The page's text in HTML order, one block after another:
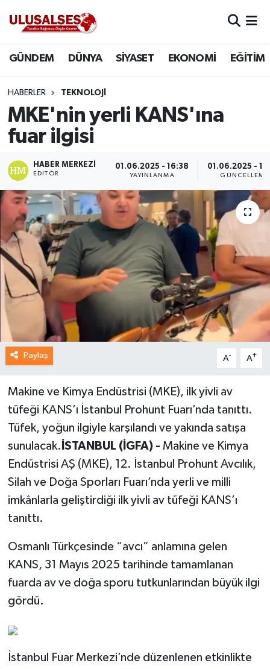
GÜNDEM DÜNYA SİYASET EKONOMİ EĞİTİM
HABERLER TEKNOLOJI
MKE'nin yerli KANS'ına
fuar ilgisi
HABER MERKEZI
EDITÖR
01.06.2025 - 16:38
YAYINLANMA
01.06.2025 -
GÜNCELLEME
Paylaş A- A+
Makine ve Kimya Endüstrisi (MKE), ilk yivli av
tüfeği KANS’ı İstanbul Prohunt Fuarı’nda tanıttı.
Tüfek, yoğun ilgiyle karşılandı ve yakında satışa
sunulacak. İSTANBUL (İGFA) - Makine ve Kimya
Endüstrisi AŞ (MKE), 12. İstanbul Prohunt Avcılık,
Silah ve Doğa Sporları Fuarı’nda yerli ve milli
imkânlarla geliştirdiği ilk yivli av tüfeği KANS’ı
tanıttı.
Osmanlı Türkçesinde “avcı” anlamına gelen
KANS, 31 Mayıs 2025 tarihinde tamamlanan
fuarda av ve doğa sporu tutkunlarından büyük ilgi
gördü.
İstanbul Fuar Merkezi’nde düzenlenen etkinlikte
DÜNYA
SİYASET
EKONOMİ
EĞİTİM
SAĞLIK
MAGAZİN
SPOR
Trafik Durumu
Süper Lig Puan Durumu ve Fikstür
Tüm Manşetler
Son Dakika Haberleri
Haber Arşivi